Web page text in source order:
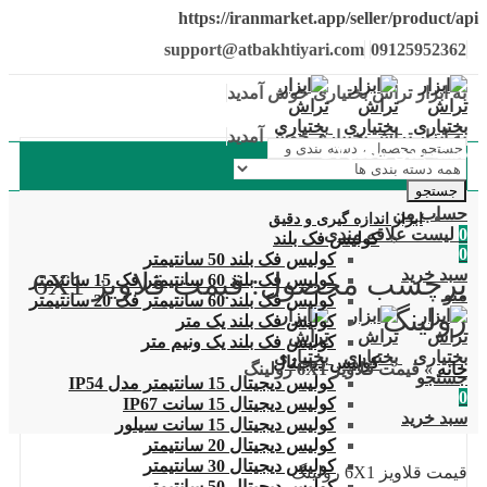
https://iranmarket.app/seller/product/api
support@atbakhtiyari.com 09125952362
به ابزار تراش بختیاری خوش آمدید
به ابزار تراش بختیاری خوش آمدید
جستجو
حساب من
0 لیست علاقه مندی
0
سبد خرید
منو
جستجو
0
سبد خرید
دسته بندی محصولات
ابزار اندازه گیری و دقیق
کولیس فک بلند
کولیس فک بلند 50 سانتیمتر
کولیس فک بلند 60 سانتیمتر فک 15 سانتیمتر
کولیس فک بلند 60 سانتیمتر فک 20 سانتیمتر
کولیس فک بلند یک متر
کولیس فک بلند یک ونیم متر
کولیس دیجیتال
کولیس دیجیتال 15 سانتیمتر مدل IP54
کولیس دیجیتال 15 سانت IP67
کولیس دیجیتال 15 سانت سیلور
کولیس دیجیتال 20 سانتیمتر
کولیس دیجیتال 30 سانتیمتر
برچسب محصول: قیمت قلاویز 6X1
رولینگ
خانه»قیمت قلاویز 6X1 رولینگ
قیمت قلاویز 6X1 رولینگ